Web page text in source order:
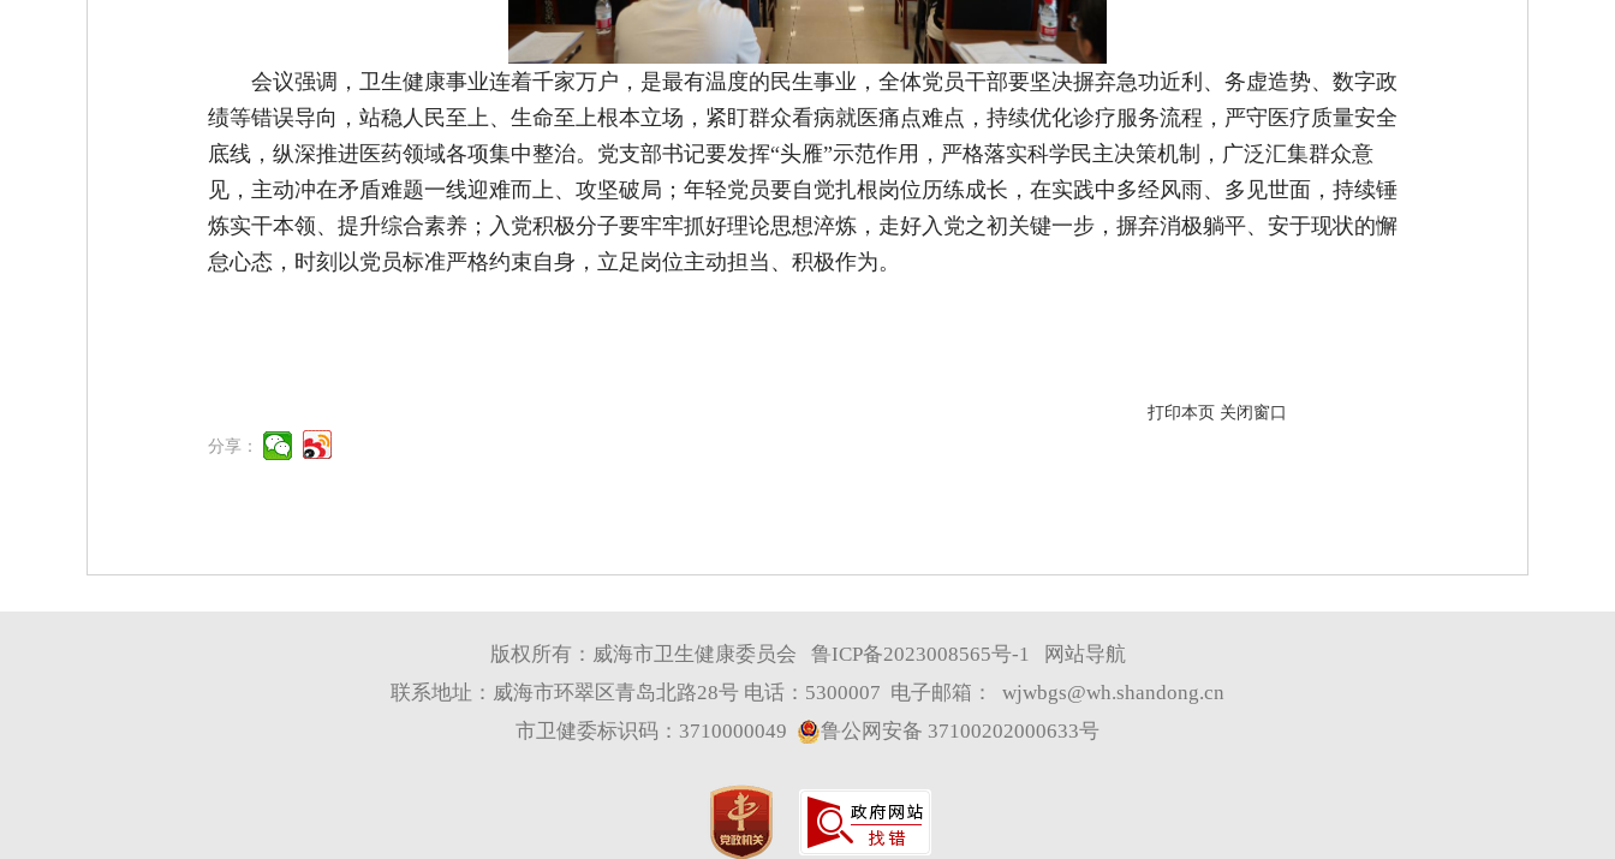
会议强调，卫生健康事业连着千家万户，是最有温度的民生事业，全体党员干部要坚决摒弃急功近利、务虚造势、数字政
绩等错误导向，站稳人民至上、生命至上根本立场，紧盯群众看病就医痛点难点，持续优化诊疗服务流程，严守医疗质量安全
底线，纵深推进医药领域各项集中整治。党支部书记要发挥“头雁”示范作用，严格落实科学民主决策机制，广泛汇集群众意
见，主动冲在矛盾难题一线迎难而上、攻坚破局；年轻党员要自觉扎根岗位历练成长，在实践中多经风雨、多见世面，持续锤
炼实干本领、提升综合素养；入党积极分子要牢牢抓好理论思想淬炼，走好入党之初关键一步，摒弃消极躺平、安于现状的懈
怠心态，时刻以党员标准严格约束自身，立足岗位主动担当、积极作为。
打印本页 关闭窗口
分享：
版权所有：威海市卫生健康委员会 鲁ICP备2023008565号-1
网站导航
联系地址：威海市环翠区青岛北路28号 电话：5300007 电子邮箱：
wjwbgs@wh.shandong.cn
市卫健委标识码：3710000049
鲁公网安备 37100202000633号